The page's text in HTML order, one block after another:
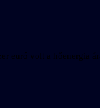
euró volt a hőenergia